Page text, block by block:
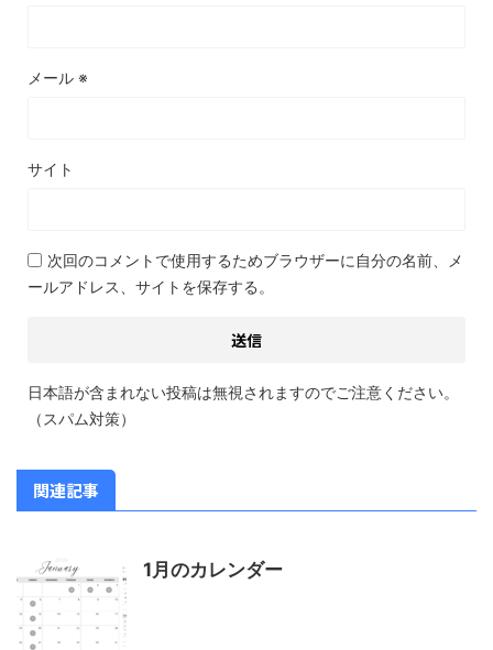
メール ※
サイト
次回のコメントで使用するためブラウザーに自分の名前、メ
ールアドレス、サイトを保存する。
日本語が含まれない投稿は無視されますのでご注意ください。
（スパム対策）
関連記事
1月のカレンダー